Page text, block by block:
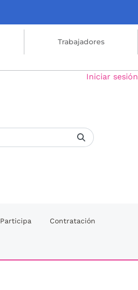
Trabajadores
Iniciar sesión
Participa Contratación